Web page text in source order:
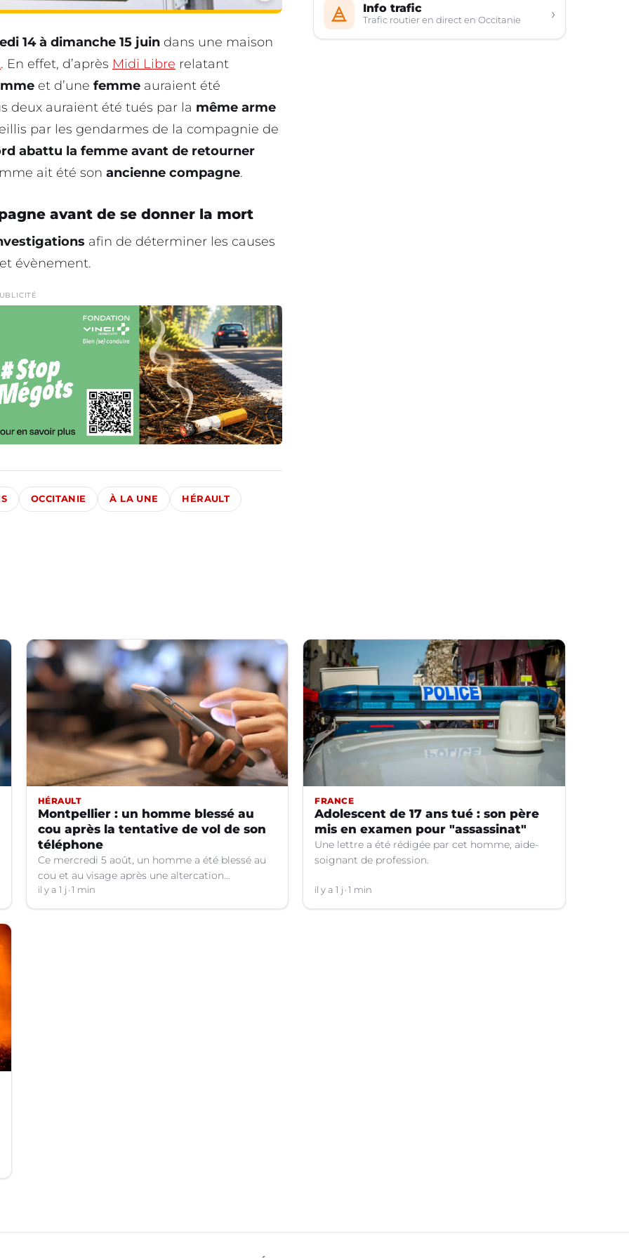
14 à dimanche 15 juin dans une maison
. En effet, d’après Midi Libre relatant
et d’une femme auraient été
deux auraient été tués par la même arme
par les gendarmes de la compagnie de
abattu la femme avant de retourner
ait été son ancienne compagne.
avant de se donner la mort
afin de déterminer les causes
évènement.
OCCITANIE À LA UNE HÉRAULT
Info trafic
Trafic routier en direct en Occitanie ›
HÉRAULT
Montpellier : un homme blessé au
cou après la tentative de vol de son
téléphone
Ce mercredi 5 août, un homme a été blessé au
cou et au visage après une altercation
concernant un téléphone portable à Montpellier
(Hérault).
il y a 1 j 1 min
FRANCE
Adolescent de 17 ans tué : son père
mis en examen pour "assassinat"
Une lettre a été rédigée par cet homme, aide-
soignant de profession.
il y a 1 j 1 min